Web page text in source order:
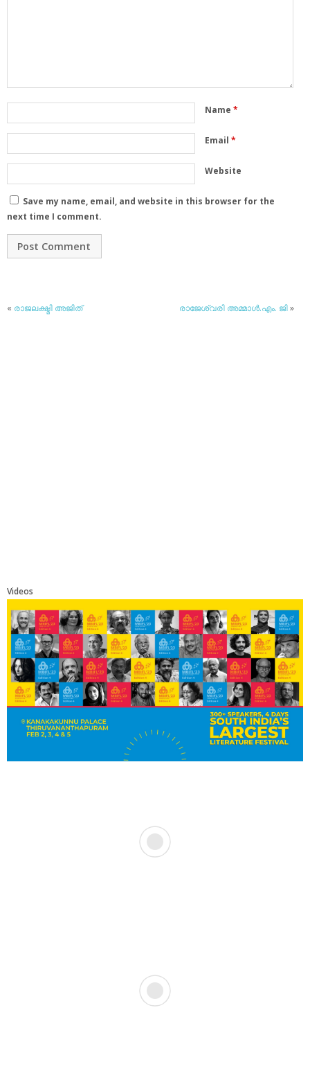
Name *
Email *
Website
Save my name, email, and website in this browser for the
next time I comment.
« രാജലക്ഷ്മി അജിത് രാജേശ്വരി അമ്മാള്‍.എം. ജി»
Videos